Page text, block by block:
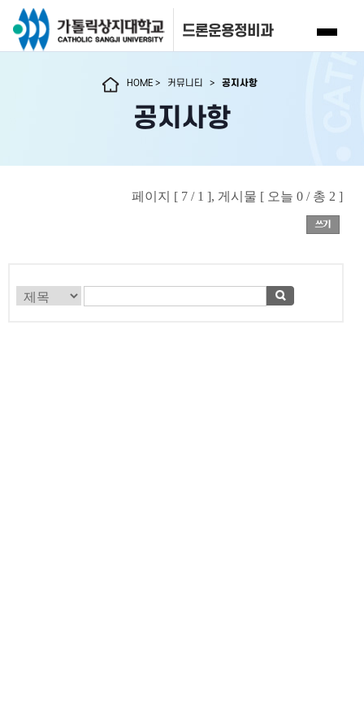
드론운용정비과
HOME > 커뮤니티 > 공지사항
공지사항
페이지 [ 7 / 1 ], 게시물 [ 오늘 0 / 총 2 ]